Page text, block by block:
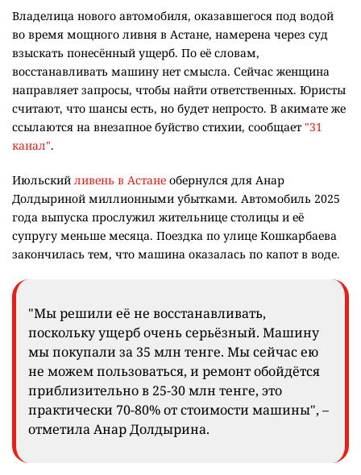
Владелица нового автомобиля, оказавшегося под водой
во время мощного ливня в Астане, намерена через суд
взыскать понесённый ущерб. По её словам,
восстанавливать машину нет смысла. Сейчас женщина
направляет запросы, чтобы найти ответственных. Юристы
считают, что шансы есть, но будет непросто. В акимате же
ссылаются на внезапное буйство стихии, сообщает "31
канал".
Июльский ливень в Астане обернулся для Анар
Долдыриной миллионными убытками. Автомобиль 2025
года выпуска прослужил жительнице столицы и её
супругу меньше месяца. Поездка по улице Кошкарбаева
закончилась тем, что машина оказалась по капот в воде.
"Мы решили её не восстанавливать,
поскольку ущерб очень серьёзный. Машину
мы покупали за 35 млн тенге. Мы сейчас ею
не можем пользоваться, и ремонт обойдётся
приблизительно в 25-30 млн тенге, это
практически 70-80% от стоимости машины", –
отметила Анар Долдырина.